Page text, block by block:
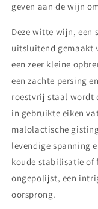
geven aan de wijn
Deze witte wijn, een
uitsluitend gemaakt
een zeer kleine
een zachte persing
roestvrij staal wordt
in gebruikte eiken
malolactische
levendige spanning
koude stabilisatie of
ongepolijst, een
oorsprong.